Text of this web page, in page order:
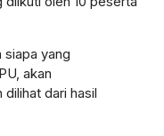
siapa yang
akan
dari hasil